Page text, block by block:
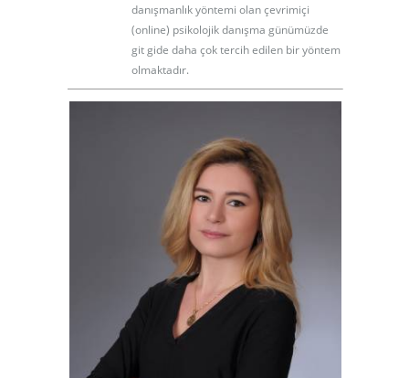
danışmanlık yöntemi olan çevrimiçi
(online) psikolojik danışma günümüzde
git gide daha çok tercih edilen bir yöntem
olmaktadır.